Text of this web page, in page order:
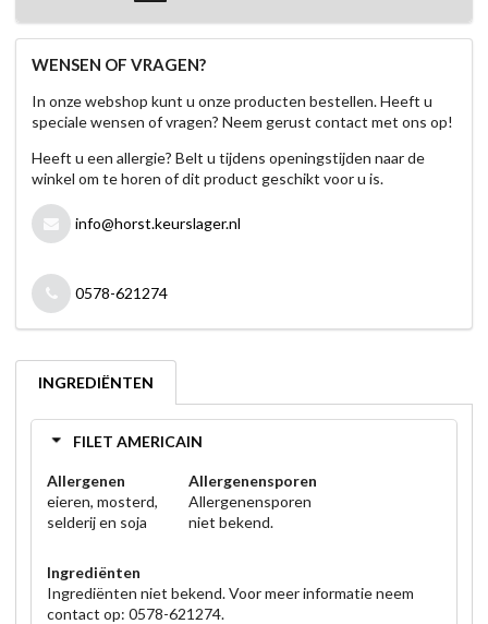
WENSEN OF VRAGEN?
In onze webshop kunt u onze producten bestellen. Heeft u
speciale wensen of vragen? Neem gerust contact met ons op!
Heeft u een allergie? Belt u tijdens openingstijden naar de
winkel om te horen of dit product geschikt voor u is.
info@horst.keurslager.nl
0578-621274
INGREDIËNTEN
FILET AMERICAIN
Allergenen
eieren, mosterd,
selderij en soja
Allergenensporen
Allergenensporen
niet bekend.
Ingrediënten
Ingrediënten niet bekend. Voor meer informatie neem
contact op: 0578-621274.